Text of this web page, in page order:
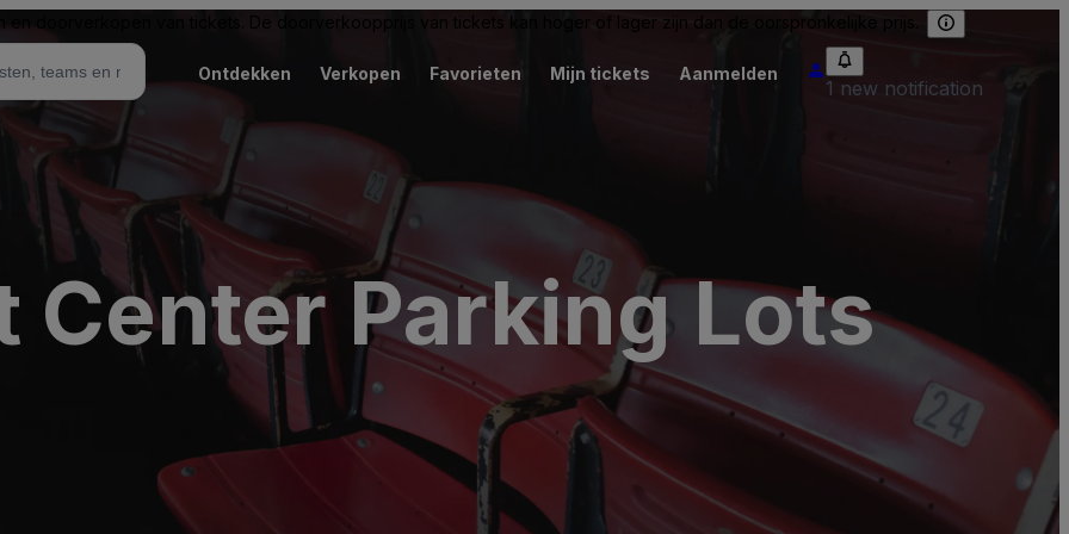
doorverkopen van tickets. De doorverkoopprijs van tickets kan hoger of lager zijn dan de oorspronkelijke prijs.
Ontdekken Verkopen Favorieten Mijn tickets Aanmelden
1 new notification
Center Parking Lots